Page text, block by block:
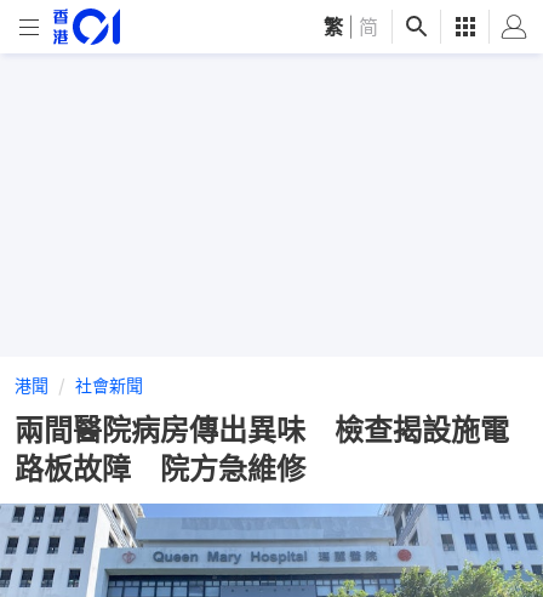
繁 简
港聞 社會新聞
兩間醫院病房傳出異味 檢查揭設施電
路板故障 院方急維修